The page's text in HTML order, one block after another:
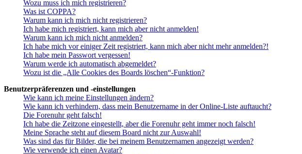
Wozu muss ich mich registrieren?
Was ist COPPA?
Warum kann ich mich nicht registrieren?
Ich habe mich registriert, kann mich aber nicht anmelden!
Warum kann ich mich nicht anmelden?
Ich habe mich vor einiger Zeit registriert, kann mich aber nicht mehr anmelden?!
Ich habe mein Passwort vergessen!
Warum werde ich automatisch abgemeldet?
Wozu ist die „Alle Cookies des Boards löschen“-Funktion?
Benutzerpräferenzen und -einstellungen
Wie kann ich meine Einstellungen ändern?
Wie kann ich verhindern, dass mein Benutzername in der Online-Liste auftaucht?
Die Forenuhr geht falsch!
Ich habe die Zeitzone eingestellt, aber die Forenuhr geht immer noch falsch!
Meine Sprache steht auf diesem Board nicht zur Auswahl!
Was sind das für Bilder, die bei meinem Benutzernamen angezeigt werden?
Wie verwende ich einen Avatar?